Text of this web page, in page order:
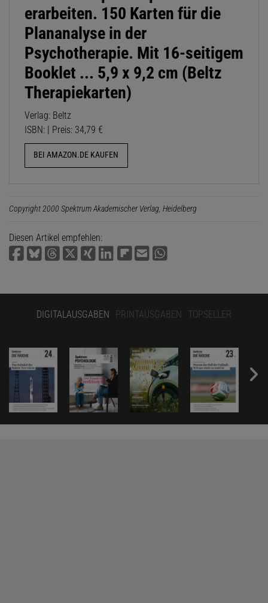
erarbeiten. 150 Karten für die
Plananalyse in der
Psychotherapie. Mit 16-seitigem
Booklet ... 5,9 x 9,2 cm (Beltz
Therapiekarten)
Verlag: Beltz
ISBN: | Preis: 34,79 €
BEI AMAZON.DE KAUFEN
Copyright 2000 Spektrum Akademischer Verlag, Heidelberg
Diesen Artikel empfehlen:
DIGITALAUSGABEN PRINTAUSGABEN TOPSELLER